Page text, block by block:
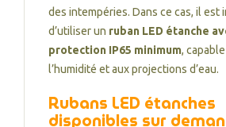
des intempéries. Dans ce cas, il est
d’utiliser un ruban LED étanche
protection IP65 minimum,
l’humidité et aux projections d’eau.
Rubans LED étanches
disponibles sur